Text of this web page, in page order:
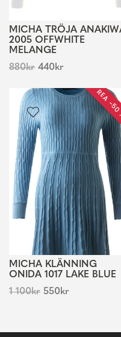
MICHA TRÖJA
2005 OFFWHITE
MELANGE
880kr 440kr
REA
MICHA KLÄNNING
ONIDA 1017 LAKE BLUE
1 100kr 550kr